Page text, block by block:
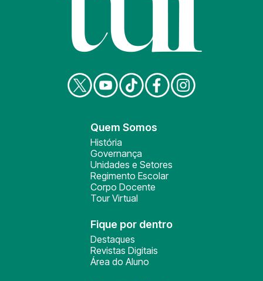
Quem Somos
História
Governança
Unidades e Setores
Regimento Escolar
Corpo Docente
Tour Virtual
Fique por dentro
Destaques
Revistas Digitais
Área do Aluno